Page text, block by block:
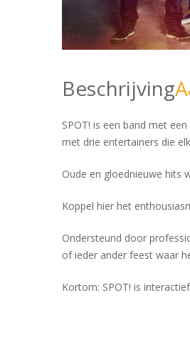
Beschrijving
SPOT! is een band met
met drie entertainers die
Oude en gloednieuwe hits
Koppel hier het
Ondersteund door
of ieder ander feest waar
Kortom: SPOT! is